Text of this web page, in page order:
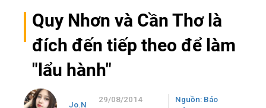
Quy Nhơn và Cần Thơ là
đích đến tiếp theo để làm
"lẩu hành"
Jo.N
29/08/2014
Nguồn: Báo